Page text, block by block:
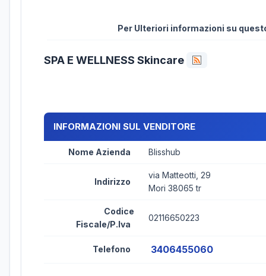
Per Ulteriori informazioni su
SPA E WELLNESS Skincare
INFORMAZIONI SUL VENDITORE
Nome Azienda Blisshub
Indirizzo
via Matteotti, 29
Mori 38065 tr
Codice
Fiscale/P.Iva
02116650223
Telefono 3406455060